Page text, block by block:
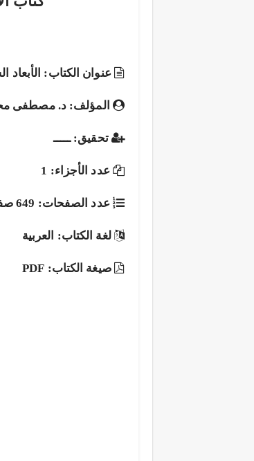
عنوان الكتاب: الأبعاد
المؤلف: د. مصطفى
تحقيق: ـــــ
عدد الأجزاء: 1
عدد الصفحات: 649 صفحة
لغة الكتاب: العربية
صيغة الكتاب: PDF